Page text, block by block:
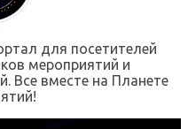
для посетителей
мероприятий и
Все вместе на Планете